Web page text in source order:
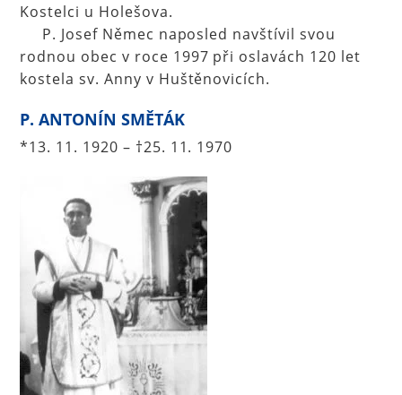
Kostelci u Holešova.
P. Josef Němec naposled navštívil svou
rodnou obec v roce 1997 při oslavách 120 let
kostela sv. Anny v Huštěnovicích.
P. ANTONÍN SMĚTÁK
*13. 11. 1920 – †25. 11. 1970